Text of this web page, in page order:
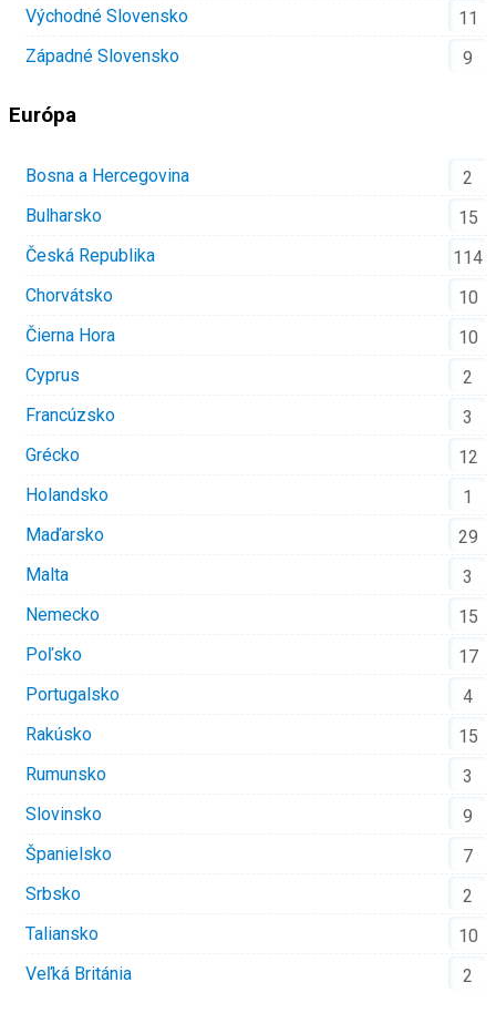
Východné Slovensko
11
Západné Slovensko
9
Európa
Bosna a Hercegovina
2
Bulharsko
15
Česká Republika
114
Chorvátsko
10
Čierna Hora
10
Cyprus
2
Francúzsko
3
Grécko
12
Holandsko
1
Maďarsko
29
Malta
3
Nemecko
15
Poľsko
17
Portugalsko
4
Rakúsko
15
Rumunsko
3
Slovinsko
9
Španielsko
7
Srbsko
2
Taliansko
10
Veľká Británia
2